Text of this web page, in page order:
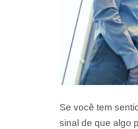
Se você tem
sinal de que algo